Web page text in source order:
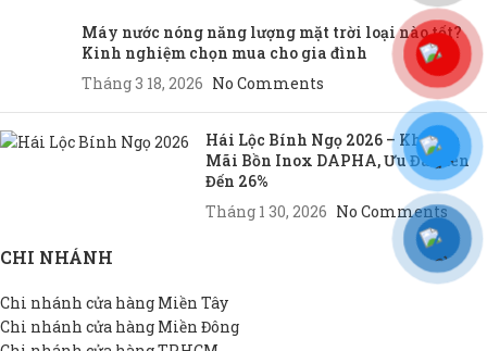
Máy nước nóng năng lượng mặt trời loại nào tốt?
Kinh nghiệm chọn mua cho gia đình
Tháng 3 18, 2026 No Comments
Hái Lộc Bính Ngọ 2026 – Khuyến
Mãi Bồn Inox DAPHA, Ưu Đãi Lên
Đến 26%
Tháng 1 30, 2026 No Comments
CHI NHÁNH
Chi nhánh cửa hàng Miền Tây
Chi nhánh cửa hàng Miền Đông